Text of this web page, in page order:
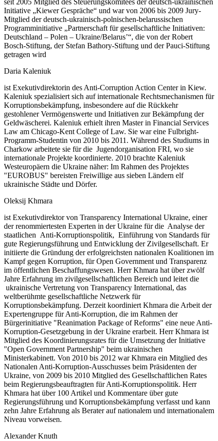
seit 2005 Mitglied des Steuerungskomitees der deutsch-ukrainischen
Initiative „Kiewer Gespräche“ und war von 2006 bis 2009 Jury-
Mitglied der deutsch-ukrainisch-polnischen-belarussischen
Programminitiative „Partnerschaft für gesellschaftliche Initiativen:
Deutschland – Polen – Ukraine/Belarus’“, die von der Robert
Bosch-Stiftung, der Stefan Bathory-Stiftung und der Pauci-Stiftung
getragen wird
Daria Kaleniuk
ist Exekutivdirektorin des Anti-Corruption Action Center in Kiew.
Kaleniuk spezialisiert sich auf internationale Rechtsmechanismen für
Korruptionsbekämpfung, insbesondere auf die Rückkehr
gestohlener Vermögenswerte und Initiativen zur Bekämpfung der
Geldwäscherei. Kaleniuk erhielt ihren Master in Financial Services
Law am Chicago-Kent College of Law. Sie war eine Fulbright-
Programm-Studentin von 2010 bis 2011. Während des Studiums in
Charkow arbeitete sie für die Jugendorganisation FRI, wo sie
internationale Projekte koordinierte. 2010 brachte Kaleniuk
Westeuropäern die Ukraine näher: Im Rahmen des Projektes
"EUROBUS" bereisten Freiwillige aus sieben Ländern elf
ukrainische Städte und Dörfer.
Oleksij Khmara
ist Exekutivdirektor von Transparency International Ukraine, einer
der renommiertesten Experten in der Ukraine für die Analyse der
staatlichen Anti-Korruptionspolitik, Einführung von Standards für
gute Regierungsführung und Entwicklung der Zivilgesellschaft. Er
initiierte die Gründung der erfolgreichsten nationalen Koalitionen im
Kampf gegen Korruption, für Open Government und Transparenz
im öffentlichen Beschaffungswesen. Herr Khmara hat über zwölf
Jahre Erfahrung im zivilgesellschaftlichen Bereich und leitet die
ukrainische Vertretung von Transparency International, das
weltberühmte gesellschaftliche Netzwerk für
Korruptionsbekämpfung. Derzeit koordiniert Khmara die Arbeit der
Expertengruppe für Anti-Korruption, die im Rahmen der
Bürgerinitiative "Reanimation Package of Reforms" eine neue Anti-
Korruption-Gesetzgebung in der Ukraine erarbeit. Herr Khmara ist
Mitglied des Koordinierungsrates für die Umsetzung der Initiative
"Open Government Partnership" beim ukrainischen
Ministerkabinett. Von 2010 bis 2012 war Khmara ein Mitglied des
Nationalen Anti-Korruption-Ausschusses beim Präsidenten der
Ukraine, von 2009 bis 2010 Mitglied des Gesellschaftlichen Rates
beim Regierungsbeauftragten für Anti-Korruptionspolitik. Herr
Khmara hat über 100 Artikel und Kommentare über gute
Regierungsführung und Korruptionsbekämpfung verfasst und kann
zehn Jahre Erfahrung als Berater auf nationalem und internationalem
Niveau vorweisen.
Alexander Knuth